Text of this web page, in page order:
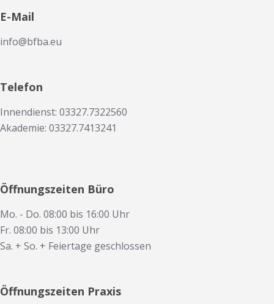
E-Mail
info@bfba.eu
Telefon
Innendienst: 03327.7322560
Akademie: 03327.7413241
Öffnungszeiten Büro
Mo. - Do. 08:00 bis 16:00 Uhr
Fr. 08:00 bis 13:00 Uhr
Sa. + So. + Feiertage geschlossen
Öffnungszeiten Praxis